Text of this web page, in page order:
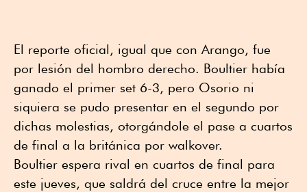
El reporte oficial, igual que con Arango, fue
por lesión del hombro derecho. Boultier había
ganado el primer set 6-3, pero Osorio ni
siquiera se pudo presentar en el segundo por
dichas molestias, otorgándole el pase a cuartos
de final a la británica por walkover.
Boultier espera rival en cuartos de final para
este jueves, que saldrá del cruce entre la mejor